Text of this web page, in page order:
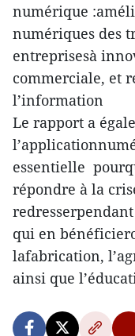
numérique
numériques des
entreprisesà
commerciale, et
l’information
Le rapport a
essentielle
répondre à la
qui en
lafabrication,
ainsi que